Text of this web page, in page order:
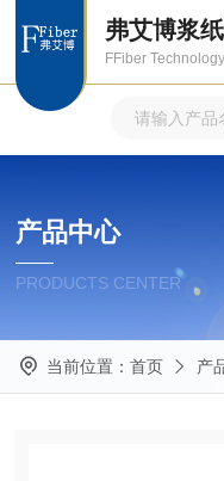
弗艾博浆
FFiber
产品中心
PRODUCTS CENTER
当前位置： 首页 产